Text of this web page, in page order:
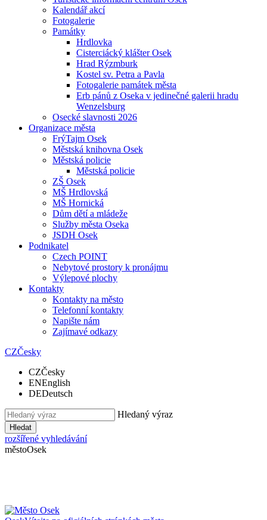
Kalendář akcí
Fotogalerie
Památky
Hrdlovka
Cisterciácký klášter Osek
Hrad Rýzmburk
Kostel sv. Petra a Pavla
Fotogalerie památek města
Erb pánů z Oseka v jedinečné galerii hradu
Wenzelsburg
Osecké slavnosti 2026
Organizace města
FrýTajm Osek
Městská knihovna Osek
Městská policie
Městská policie
ZŠ Osek
MŠ Hrdlovská
MŠ Hornická
Dům dětí a mládeže
Služby města Oseka
JSDH Osek
Podnikatel
Czech POINT
Nebytové prostory k pronájmu
Výlepové plochy
Kontakty
Kontakty na město
Telefonní kontakty
Napište nám
Zajímavé odkazy
CZČesky
CZČesky
ENEnglish
DEDeutsch
Hledaný výraz
Hledat
rozšířené vyhledávání
městoOsek